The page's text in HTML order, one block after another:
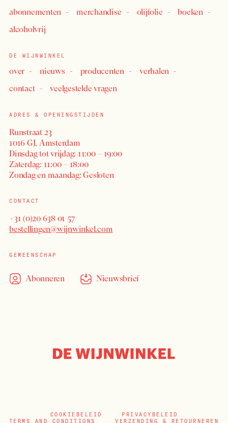
abonnementen
merchandise olijfolie
boeken
alcoholvrij
DE WIJNWINKEL
over nieuws producenten
verhalen
contact
veelgestelde vragen
ADRES & OPENINGSTIJDEN
Runstraat 23
1016 GJ, Amsterdam
Dinsdag tot vrijdag: 11:00 – 19:00
Zaterdag: 11:00 – 18:00
Zondag en maandag: Gesloten
CONTACT
+31 (0)20 638 01 57
bestellingen@wijnwinkel.com
GEMEENSCHAP
Abonneren Nieuwsbrief
COOKIEBELEID
PRIVACYBELEID
TERMS AND CONDITIONS
VERZENDING & RETOURNEREN